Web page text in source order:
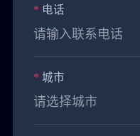
* 电话
* 城市